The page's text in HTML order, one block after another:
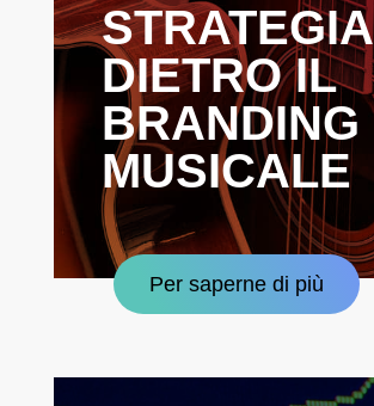
STRATEGIA
DIETRO IL
BRANDING
MUSICALE
Per saperne di più